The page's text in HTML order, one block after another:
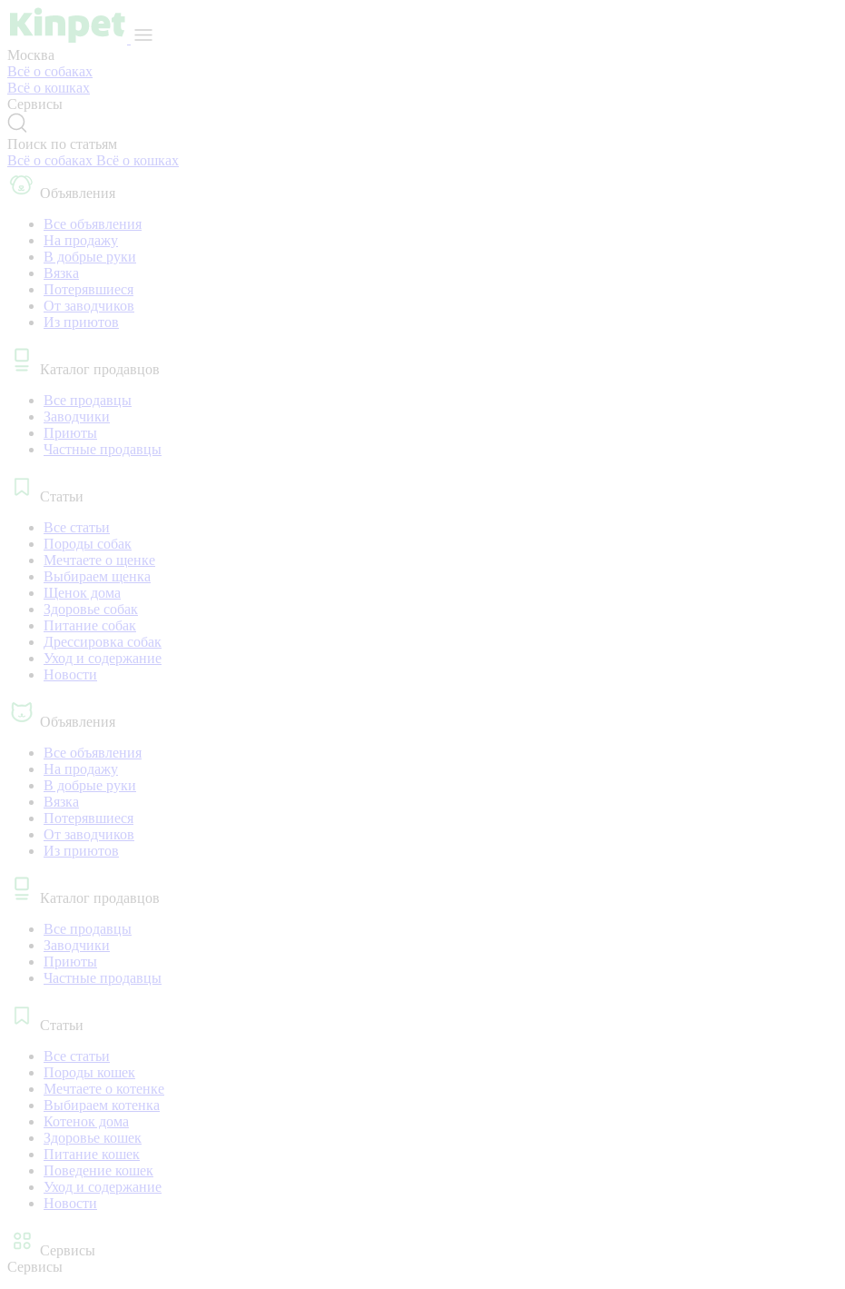
Москва
Всё о собаках
Всё о кошках
Сервисы
Поиск по статьям
Всё о собаках Всё о кошках
Объявления
Все объявления
На продажу
В добрые руки
Вязка
Потерявшиеся
От заводчиков
Из приютов
Каталог продавцов
Все продавцы
Заводчики
Приюты
Частные продавцы
Статьи
Все статьи
Породы собак
Мечтаете о щенке
Выбираем щенка
Щенок дома
Здоровье собак
Питание собак
Дрессировка собак
Уход и содержание
Новости
Объявления
Все объявления
На продажу
В добрые руки
Вязка
Потерявшиеся
От заводчиков
Из приютов
Каталог продавцов
Все продавцы
Заводчики
Приюты
Частные продавцы
Статьи
Все статьи
Породы кошек
Мечтаете о котенке
Выбираем котенка
Котенок дома
Здоровье кошек
Питание кошек
Поведение кошек
Уход и содержание
Новости
Сервисы
Сервисы